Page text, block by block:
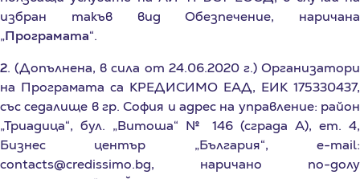
Програмата “.
2. (Допълнена, в сила от 24.06.2020 г.) Организатори
на Програмата са КРЕДИСИМО ЕАД, ЕИК 175330437,
със седалище в гр. София и адрес на управление: район
„Триадица“, бул. „Витоша“ № 146 (сграда А), ет. 4,
Бизнес център „България“, e-mail:
contacts@credissimo.bg, наричано по-долу
КРЕДИСИМО“ и АЙ ТРЪСТ ЕООД, ЕИК 203508899, със